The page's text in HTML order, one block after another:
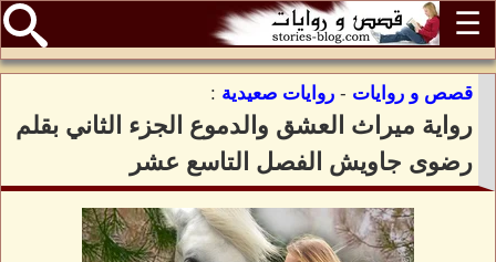
☰
قصص و روايات - روايات صعيدية :
رواية ميراث العشق والدموع الجزء الثاني بقلم
رضوى جاويش الفصل التاسع عشر